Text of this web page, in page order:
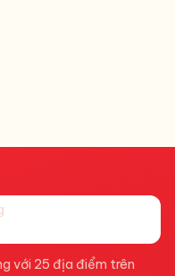
với 25 địa điểm trên